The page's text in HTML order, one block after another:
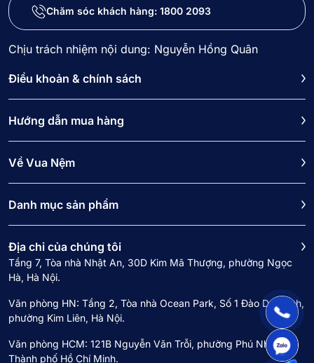
Chăm sóc khách hàng: 1800 2093
Chịu trách nhiệm nội dung: Nguyễn Hồng Quân
Điều khoản & chính sách
Hướng dẫn mua hàng
Về Vua Nệm
Danh mục sản phẩm
Địa chỉ của chúng tôi
Tầng 7, Tòa nhà Nhật An, 30D Kim Mã Thượng, phường Ngọc
Hà, Hà Nội.
Văn phòng HN: Tầng 2, Tòa nhà Ocean Park, Số 1 Đào Duy Anh,
phường Kim Liên, Hà Nội.
Văn phòng HCM: 121B Nguyễn Văn Trỗi, phường Phú Nhuận,
Thành phố Hồ Chí Minh.